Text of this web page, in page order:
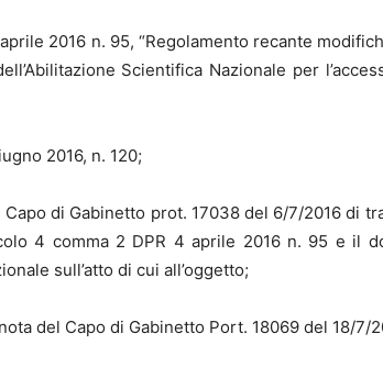
aprile 2016 n. 95, “Regolamento recante
Scientifica Nazionale per
2016, n. 120;
Capo di Gabinetto prot. 17038 del 6/7/2016 di
4 comma 2 DPR 4 aprile 2016 n. 95 e il
sull’atto di cui all’oggetto;
del Capo di Gabinetto Port. 18069 del 18/